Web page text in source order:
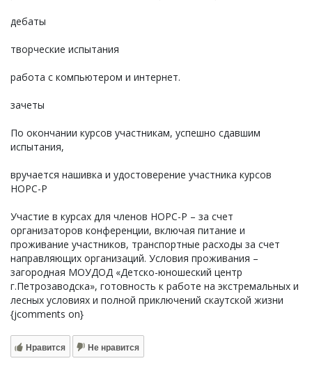
дебаты
творческие испытания
работа с компьютером и интернет.
зачеты
По окончании курсов участникам, успешно сдавшим
испытания,
вручается нашивка и удостоверение участника курсов
НОРС-Р
Участие в курсах для членов НОРС-Р – за счет
организаторов конференции, включая питание и
проживание участников, транспортные расходы за счет
направляющих организаций. Условия проживания –
загородная МОУДОД «Детско-юношеский центр
г.Петрозаводска», готовность к работе на экстремальных и
лесных условиях и полной приключений скаутской жизни
{jcomments on}
Нравится Не нравится